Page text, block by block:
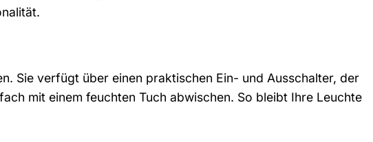
Sie verfügt über einen praktischen Ein- und Ausschalter, der
mit einem feuchten Tuch abwischen. So bleibt Ihre Leuchte